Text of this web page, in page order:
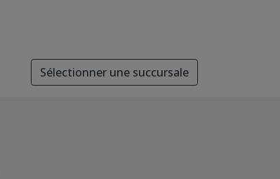
Sélectionner une succursale